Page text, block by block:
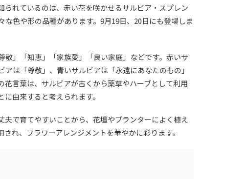
られているのは、赤い花を咲かせるサルビア・スプレン
な色や形の品種があります。9月19日、20日にも登場しま
敬」「知恵」「家族愛」「良い家庭」などです。赤いサ
は「尊敬」、青いサルビアは「永遠にあなたのもの」
花言葉は、サルビアが古くから薬草やハーブとして利用
由来すると考えられます。
夫で育てやすいことから、花壇やプランターによく植え
れ、フラワーアレンジメントを華やかに彩ります。